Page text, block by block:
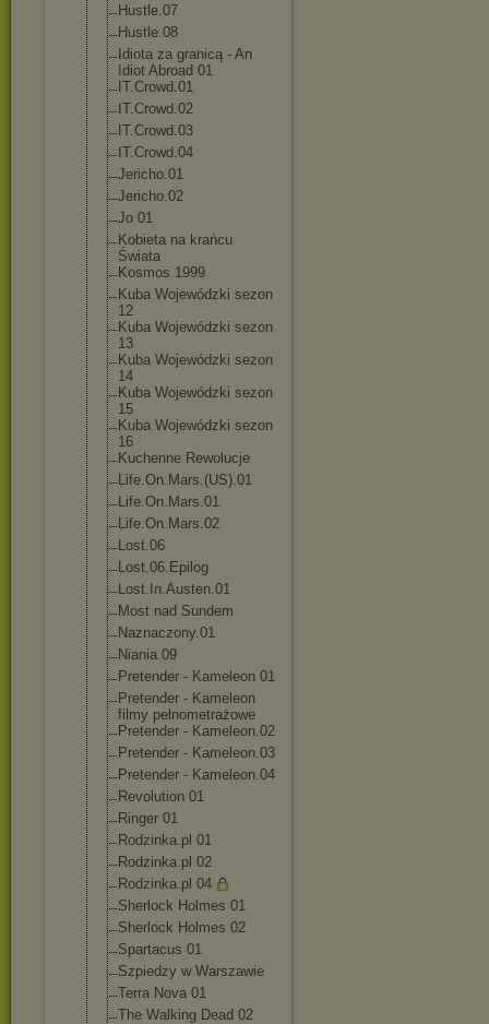
Hustle.07
Hustle.08
Idiota za granicą - An
Idiot Abroad 01
IT.Crowd.01
IT.Crowd.02
IT.Crowd.03
IT.Crowd.04
Jericho.01
Jericho.02
Jo 01
Kobieta na krańcu
Świata
Kosmos 1999
Kuba Wojewódzki sezon
12
Kuba Wojewódzki sezon
13
Kuba Wojewódzki sezon
14
Kuba Wojewódzki sezon
15
Kuba Wojewódzki sezon
16
Kuchenne Rewolucje
Life.On.Mars.(US).01
Life.On.Mars.01
Life.On.Mars.02
Lost.06
Lost.06.Epilog
Lost.In.Austen.01
Most nad Sundem
Naznaczony.01
Niania.09
Pretender - Kameleon 01
Pretender - Kameleon
filmy pełnometrażowe
Pretender - Kameleon.02
Pretender - Kameleon.03
Pretender - Kameleon.04
Revolution 01
Ringer 01
Rodzinka.pl 01
Rodzinka.pl 02
Rodzinka.pl 04
Sherlock Holmes 01
Sherlock Holmes 02
Spartacus 01
Szpiedzy w Warszawie
Terra Nova 01
The Walking Dead 02